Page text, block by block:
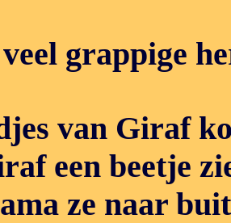
grappige
van Giraf
een beetje
ze naar